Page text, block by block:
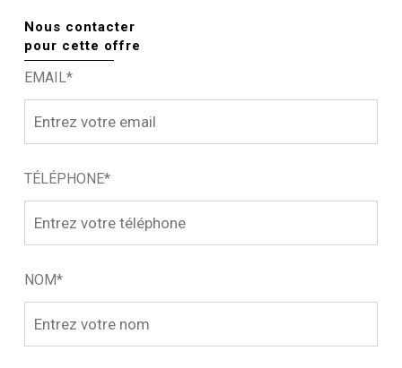
Nous contacter
pour cette offre
EMAIL*
TÉLÉPHONE*
NOM*